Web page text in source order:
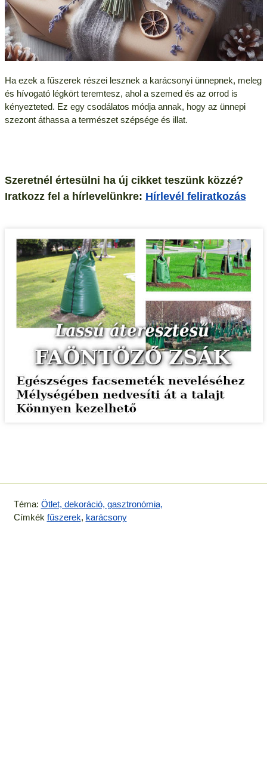
Ha ezek a fűszerek részei lesznek a karácsonyi ünnepnek, meleg
és hívogató légkört teremtesz, ahol a szemed és az orrod is
kényezteted. Ez egy csodálatos módja annak, hogy az ünnepi
szezont áthassa a természet szépsége és illat.
Szeretnél értesülni ha új cikket teszünk közzé?
Iratkozz fel a hírlevelünkre: Hírlevél feliratkozás
Téma: Ötlet, dekoráció, gasztronómia,
Címkék fűszerek, karácsony